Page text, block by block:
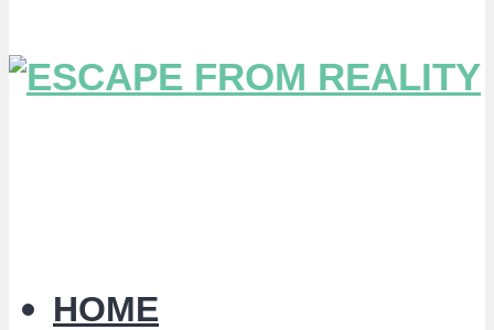
HOME